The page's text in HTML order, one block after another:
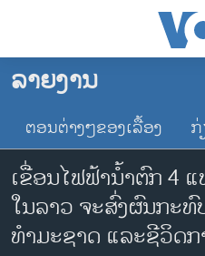
ເຂົ້າ
ຂ້າມ
ຂ້າມ
ໄປ
ຫາ
ຊອກ
ໂຮມເພຈ
ລາວ
ອາເມຣິກາ
ການເລືອກຕັ້ງ ປະທານາທີບໍດີ ສະຫ
ຂ່າວ​ຈີນ
ລາຍງານ
ຕອນຕ່າງໆຂອງເລື້ອງ
ເຂື່ອນໄຟຟ້ານ້ຳຕົກ 4
ໃນລາວ ຈະສົ່ງຜົນກະ
ທຳ​ມະ​ຊາດ​ ແລະ​ຊີວິດ​